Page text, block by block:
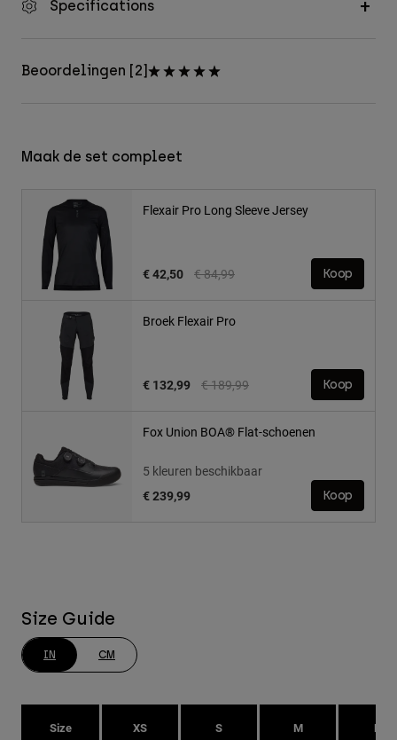
Specifications
Beoordelingen [2]
Maak de set compleet
Flexair Pro Long Sleeve Jersey
Price reduced from
€ 84,99to
€ 42,50 Koop
Broek Flexair Pro
Price reduced from
€ 189,99to
€ 132,99 Koop
Fox Union BOA® Flat-schoenen
5 kleuren beschikbaar
€ 239,99
Koop
Size Guide
IN CM
Size XS S M L